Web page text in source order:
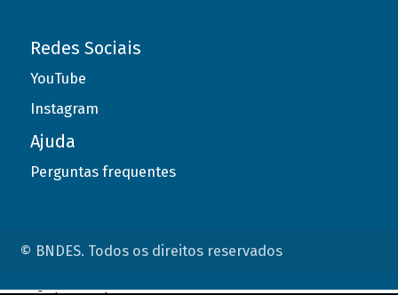
Redes Sociais
YouTube
Instagram
Ajuda
Perguntas frequentes
© BNDES. Todos os direitos reservados